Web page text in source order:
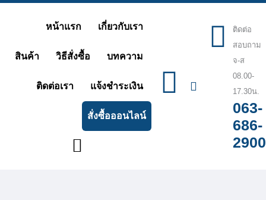
content
หน้าแรก เกี่ยวกับเรา
สินค้า วิธีสั่งซื้อ บทความ
ติดต่อเรา แจ้งชำระเงิน
สั่งซื้อออนไลน์
ติดต่อ
สอบถาม
จ-ส
08.00-
17.30น.
063-
686-
2900